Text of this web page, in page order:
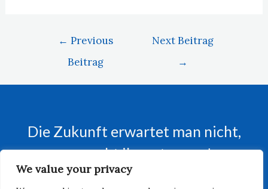
We value your privacy
Beitrags-
← Previous
Beitrag
Next Beitrag
→
Die Zukunft erwartet man nicht,
man geht ihr entgegen!